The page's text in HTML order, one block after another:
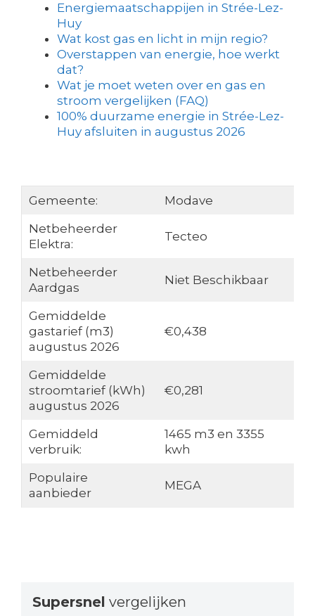
Energiemaatschappijen in Strée-Lez-
Huy
Wat kost gas en licht in mijn regio?
Overstappen van energie, hoe werkt
dat?
Wat je moet weten over en gas en
stroom vergelijken (FAQ)
100% duurzame energie in Strée-Lez-
Huy afsluiten in augustus 2026
Gemeente:
Modave
Netbeheerder
Elektra:
Tecteo
Netbeheerder
Aardgas
Niet Beschikbaar
Gemiddelde
gastarief (m3)
augustus 2026
€0,438
Gemiddelde
stroomtarief (kWh)
augustus 2026
€0,281
Gemiddeld
verbruik:
1465 m3 en 3355
kwh
Populaire
aanbieder
MEGA
Supersnel vergelijken